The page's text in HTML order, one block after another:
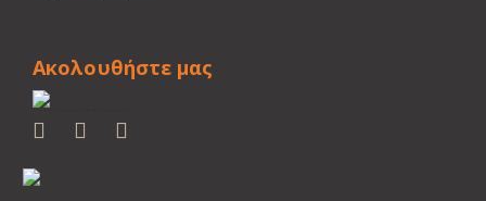
Ακολουθήστε μας